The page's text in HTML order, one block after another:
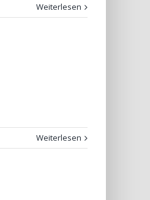
Weiterlesen
Weiterlesen